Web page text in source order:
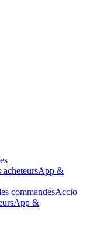
acheteursApp &
commandesAccio
App &